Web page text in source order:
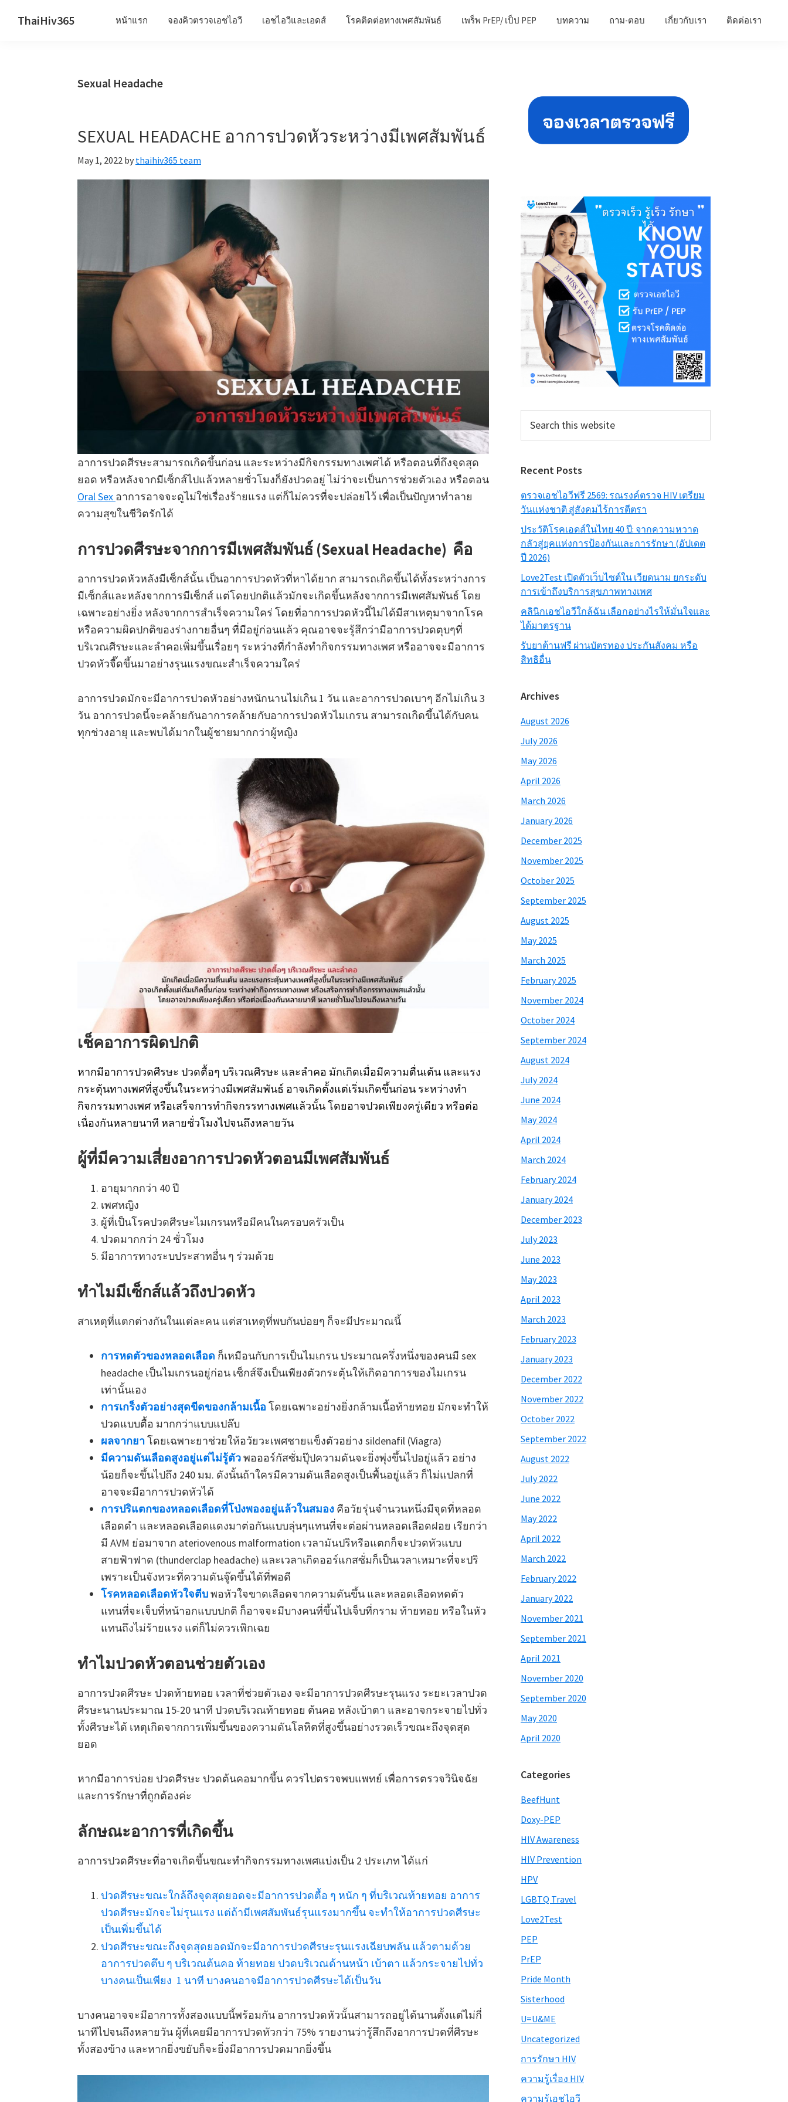
ThaiHiv365 หน้าแรก จองคิวตรวจเอชไอวี เอชไอวีและเอดส์ โรคติดต่อทางเพศสัมพันธ์ เพร็พ PrEP/ เป็ป PEP บทความ ถาม-ตอบ เกี่ยวกับเรา ติดต่อเรา
Sexual Headache
SEXUAL HEADACHE อาการปวดหัวระหว่างมีเพศสัมพันธ์
May 1, 2022 by thaihiv365 team
อาการปวดศีรษะสามารถเกิดขึ้นก่อน และระหว่างมีกิจกรรมทางเพศได้ หรือตอนที่ถึงจุดสุด
ยอด หรือหลังจากมีเซ็กส์ไปแล้วหลายชั่วโมงก็ยังปวดอยู่ ไม่ว่าจะเป็นการช่วยตัวเอง หรือตอน
Oral Sex อาการอาจจะดูไม่ใช่เรื่องร้ายแรง แต่ก็ไม่ควรที่จะปล่อยไว้ เพื่อเป็นปัญหาทำลาย
ความสุขในชีวิตรักได้
การปวดศีรษะจากการมีเพศสัมพันธ์ (Sexual Headache) คือ
อาการปวดหัวหลังมีเซ็กส์นั้น เป็นอาการปวดหัวที่หาได้ยาก สามารถเกิดขึ้นได้ทั้งระหว่างการ
มีเซ็กส์และหลังจากการมีเซ็กส์ แต่โดยปกติแล้วมักจะเกิดขึ้นหลังจากการมีเพศสัมพันธ์ โดย
เฉพาะอย่างยิ่ง หลังจากการสำเร็จความใคร่ โดยที่อาการปวดหัวนี้ไม่ได้มีสาเหตุมาจากโรค
หรือความผิดปกติของร่างกายอื่นๆ ที่มีอยู่ก่อนแล้ว คุณอาจจะรู้สึกว่ามีอาการปวดตุบๆที่
บริเวณศีรษะและลำคอเพิ่มขึ้นเรื่อยๆ ระหว่างที่กำลังทำกิจกรรมทางเพศ หรืออาจจะมีอาการ
ปวดหัวจี๊ดขึ้นมาอย่างรุนแรงขณะสำเร็จความใคร่
อาการปวดมักจะมีอาการปวดหัวอย่างหนักนานไม่เกิน 1 วัน และอาการปวดเบาๆ อีกไม่เกิน 3
วัน อาการปวดนี้จะคล้ายกันอาการคล้ายกับอาการปวดหัวไมเกรน สามารถเกิดขึ้นได้กับคน
ทุกช่วงอายุ และพบได้มากในผู้ชายมากกว่าผู้หญิง
เช็คอาการผิดปกติ
หากมีอาการปวดศีรษะ ปวดตื้อๆ บริเวณศีรษะ และลำคอ มักเกิดเมื่อมีความตื่นเต้น และแรง
กระตุ้นทางเพศที่สูงขึ้นในระหว่างมีเพศสัมพันธ์ อาจเกิดตั้งแต่เริ่มเกิดขึ้นก่อน ระหว่างทำ
กิจกรรมทางเพศ หรือเสร็จการทำกิจกรรทางเพศแล้วนั้น โดยอาจปวดเพียงครู่เดียว หรือต่อ
เนื่องกันหลายนาที หลายชั่วโมงไปจนถึงหลายวัน
ผู้ที่มีความเสี่ยงอาการปวดหัวตอนมีเพศสัมพันธ์
อายุมากกว่า 40 ปี
เพศหญิง
ผู้ที่เป็นโรคปวดศีรษะไมเกรนหรือมีคนในครอบครัวเป็น
ปวดมากกว่า 24 ชั่วโมง
มีอาการทางระบประสาทอื่น ๆ ร่วมด้วย
ทำไมมีเซ็กส์แล้วถึงปวดหัว
สาเหตุที่แตกต่างกันในแต่ละคน แต่สาเหตุที่พบกันบ่อยๆ ก็จะมีประมาณนี้
การหดตัวของหลอดเลือด ก็เหมือนกับการเป็นไมเกรน ประมาณครึ่งหนึ่งของคนมี sex
headache เป็นไมเกรนอยู่ก่อน เซ็กส์จึงเป็นเพียงตัวกระตุ้นให้เกิดอาการของไมเกรน
เท่านั้นเอง
การเกร็งตัวอย่างสุดขีดของกล้ามเนื้อ โดยเฉพาะอย่างยิ่งกล้ามเนื้อท้ายทอย มักจะทำให้
ปวดแบบตื้อ มากกว่าแบบแปล๊บ
ผลจากยาโดยเฉพาะยาช่วยให้อวัยวะเพศชายแข็งตัวอย่าง sildenafil (Viagra)
มีความดันเลือดสูงอยู่แต่ไม่รู้ตัวพอออร์กัสซั่มปุ๊ปความดันจะยิ่งพุ่งขึ้นไปอยู่แล้ว อย่าง
น้อยก็จะขึ้นไปถึง 240 มม. ดังนั้นถ้าใครมีความดันเลือดสูงเป็นพื้นอยู่แล้ว ก็ไม่แปลกที่
อาจจะมีอาการปวดหัวได้
การปริแตกของหลอดเลือดที่โป่งพองอยู่แล้วในสมอง คือวัยรุ่นจำนวนหนึ่งมีจุดที่หลอด
เลือดดำ และหลอดเลือดแดงมาต่อกันแบบลุ่นๆแทนที่จะต่อผ่านหลอดเลือดฝอย เรียกว่า
มี AVM ย่อมาจาก ateriovenous malformation เวลามันปริหรือแตกก็จะปวดหัวแบบ
สายฟ้าฟาด (thunderclap headache) และเวลาเกิดออร์แกสซั่มก็เป็นเวลาเหมาะที่จะปริ
เพราะเป็นจังหวะที่ความดันจู๊ดขึ้นได้ที่พอดี
โรคหลอดเลือดหัวใจตีบพอหัวใจขาดเลือดจากความดันขึ้น และหลอดเลือดหดตัว
แทนที่จะเจ็บที่หน้าอกแบบปกติ ก็อาจจะมีบางคนที่ขึ้นไปเจ็บที่กราม ท้ายทอย หรือในหัว
แทนถึงไม่ร้ายแรง แต่ก็ไม่ควรเพิกเฉย
ทำไมปวดหัวตอนช่วยตัวเอง
อาการปวดศีรษะ ปวดท้ายทอย เวลาที่ช่วยตัวเอง จะมีอาการปวดศีรษะรุนแรง ระยะเวลาปวด
ศีรษะนานประมาณ 15-20 นาที ปวดบริเวณท้ายทอย ต้นคอ หลังเบ้าตา และอาจกระจายไปทั่ว
ทั้งศีรษะได้ เหตุเกิดจากการเพิ่มขึ้นของความดันโลหิตที่สูงขึ้นอย่างรวดเร็วขณะถึงจุดสุด
ยอด
หากมีอาการบ่อย ปวดศีรษะ ปวดต้นคอมากขึ้น ควรไปตรวจพบแพทย์ เพื่อการตรวจวินิจฉัย
และการรักษาที่ถูกต้องค่ะ
ลักษณะอาการที่เกิดขึ้น
อาการปวดศีรษะที่อาจเกิดขึ้นขณะทำกิจกรรมทางเพศแบ่งเป็น 2 ประเภท ได้แก่
ปวดศีรษะขณะใกล้ถึงจุดสุดยอดจะมีอาการปวดตื้อ ๆ หนัก ๆ ที่บริเวณท้ายทอย อาการ
ปวดศีรษะมักจะไม่รุนแรง แต่ถ้ามีเพศสัมพันธ์รุนแรงมากขึ้น จะทำให้อาการปวดศีรษะ
เป็นเพิ่มขึ้นได้
ปวดศีรษะขณะถึงจุดสุดยอดมักจะมีอาการปวดศีรษะรุนแรงเฉียบพลัน แล้วตามด้วย
อาการปวดตึบ ๆ บริเวณต้นคอ ท้ายทอย ปวดบริเวณด้านหน้า เบ้าตา แล้วกระจายไปทั่ว
บางคนเป็นเพียง 1 นาที บางคนอาจมีอาการปวดศีรษะได้เป็นวัน
บางคนอาจจะมีอาการทั้งสองแบบนี้พร้อมกัน อาการปวดหัวนั้นสามารถอยู่ได้นานตั้งแต่ไม่กี่
นาทีไปจนถึงหลายวัน ผู้ที่เคยมีอาการปวดหัวกว่า 75% รายงานว่ารู้สึกถึงอาการปวดที่ศีรษะ
ทั้งสองข้าง และหากยิ่งขยับก็จะยิ่งมีอาการปวดมากยิ่งขึ้น
Sidebar
this
Recent Posts
ตรวจเอชไอวีฟรี 2569: รณรงค์ตรวจ HIV เตรียม
วันแห่งชาติ สู่สังคมไร้การตีตรา
ประวัติโรคเอดส์ในไทย 40 ปี: จากความหวาด
กลัวสู่ยุคแห่งการป้องกันและการรักษา (อัปเดต
ปี 2026)
Love2Test เปิดตัวเว็บไซต์ใน เวียดนาม ยกระดับ
การเข้าถึงบริการสุขภาพทางเพศ
คลินิกเอชไอวีใกล้ฉัน เลือกอย่างไรให้มั่นใจและ
ได้มาตรฐาน
รับยาต้านฟรี ผ่านบัตรทอง ประกันสังคม หรือ
สิทธิอื่น
Archives
August 2026
July 2026
May 2026
April 2026
March 2026
January 2026
December 2025
November 2025
October 2025
September 2025
August 2025
May 2025
March 2025
February 2025
November 2024
October 2024
September 2024
August 2024
July 2024
June 2024
May 2024
April 2024
March 2024
February 2024
January 2024
December 2023
July 2023
June 2023
May 2023
April 2023
March 2023
February 2023
January 2023
December 2022
November 2022
October 2022
September 2022
August 2022
July 2022
June 2022
May 2022
April 2022
March 2022
February 2022
January 2022
November 2021
September 2021
April 2021
November 2020
September 2020
May 2020
April 2020
Categories
BeefHunt
Doxy-PEP
HIV Awareness
HIV Prevention
HPV
LGBTQ Travel
Love2Test
PEP
PrEP
Pride Month
Sisterhood
U=U&ME
Uncategorized
การรักษา HIV
ความรู้เรื่อง HIV
ความรู้เอชไอวี